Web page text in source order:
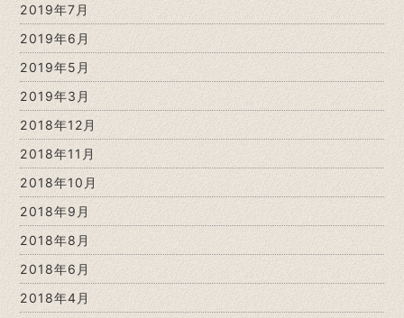
2019年7月
2019年6月
2019年5月
2019年3月
2018年12月
2018年11月
2018年10月
2018年9月
2018年8月
2018年6月
2018年4月